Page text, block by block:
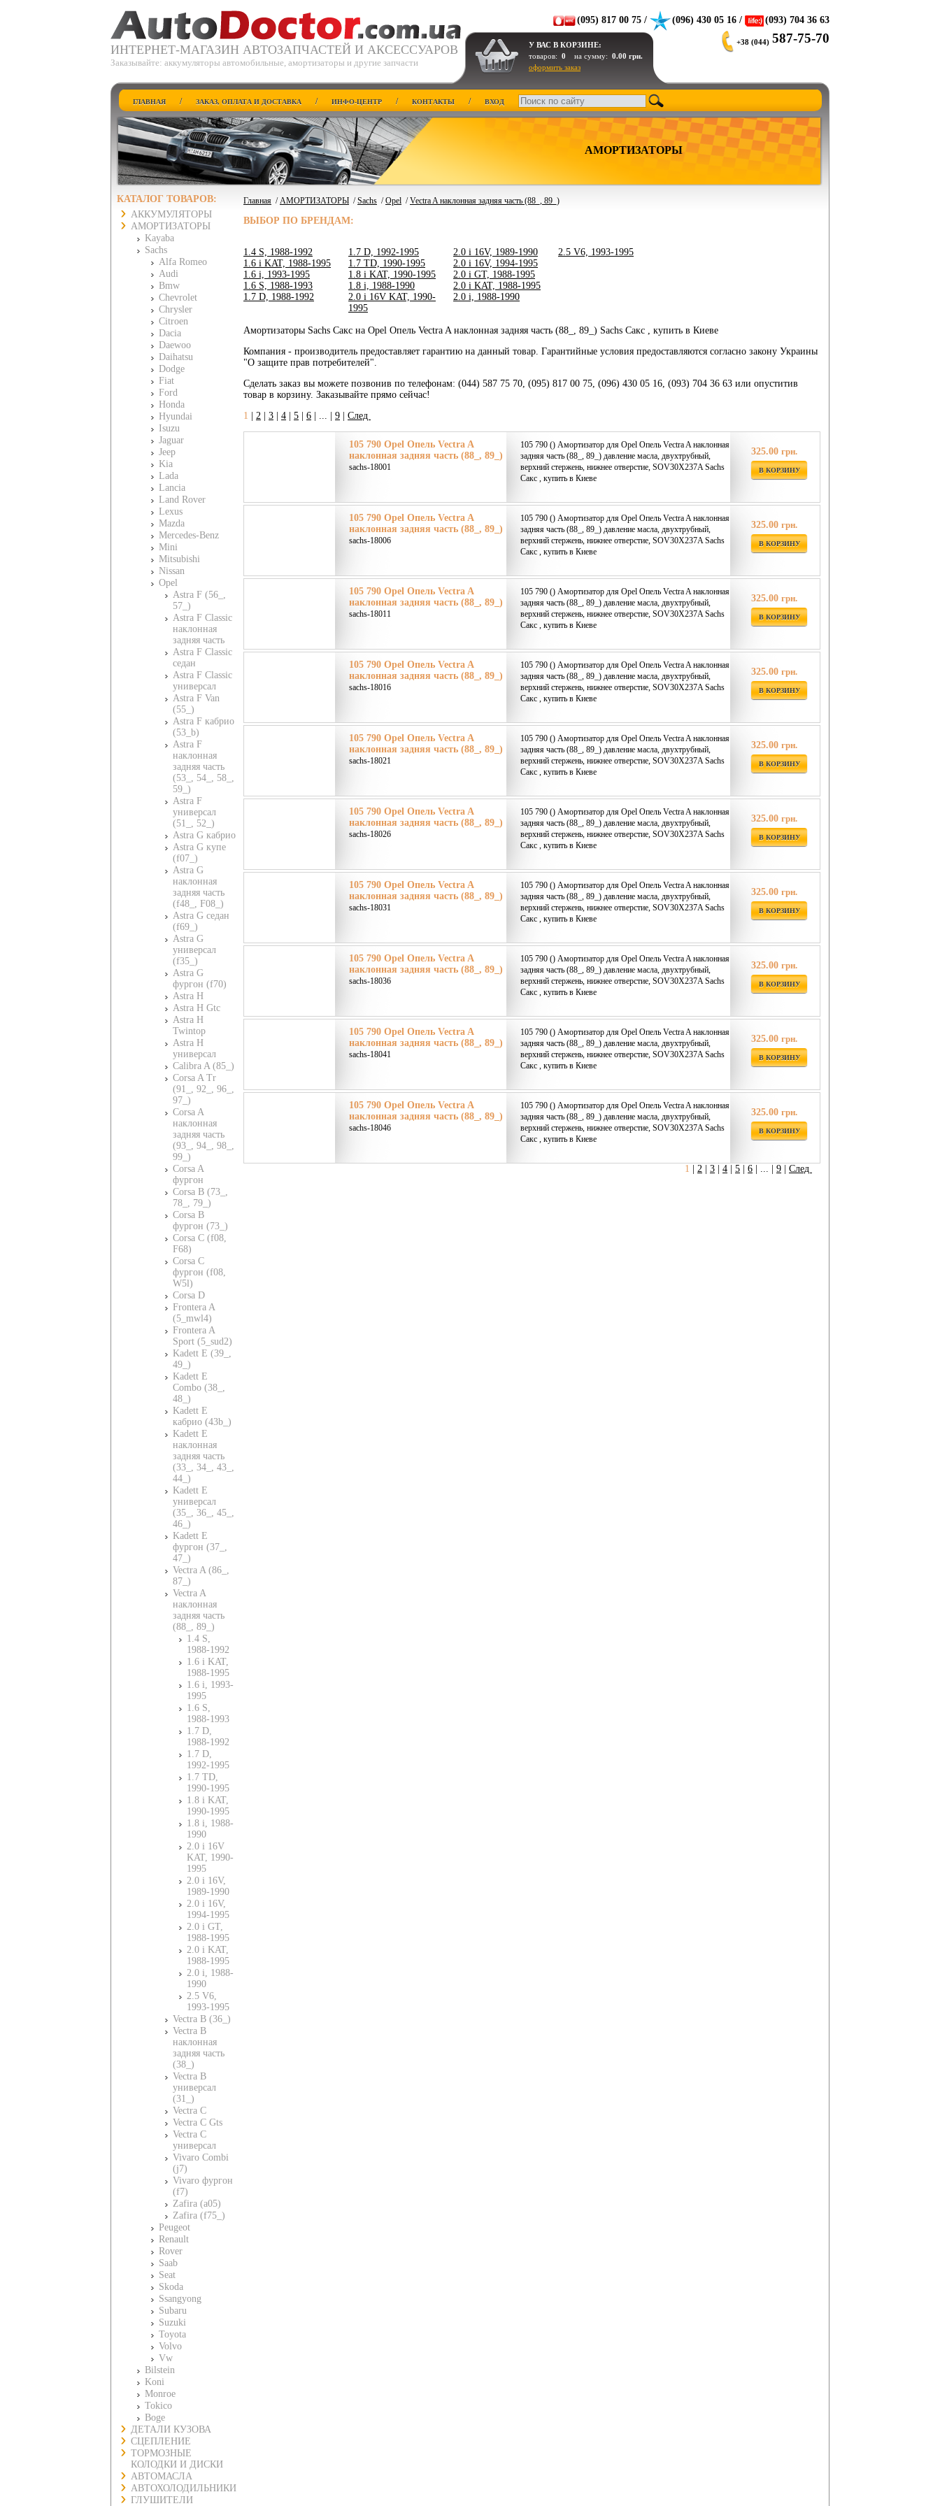
ИНТЕРНЕТ-МАГАЗИН АВТОЗАПЧАСТЕЙ И АКСЕССУАРОВ
Заказывайте: аккумуляторы автомобильные, амортизаторы и другие запчасти
(095) 817 00 75 / (096) 430 05 16 / (093) 704 36 63
У ВАС В КОРЗИНЕ:
товаров: 0 на сумму: 0.00 грн.
оформить заказ
+38 (044) 587-75-70
ГЛАВНАЯ / ЗАКАЗ, ОПЛАТА И ДОСТАВКА / ИНФО-ЦЕНТР / КОНТАКТЫ / ВХОД
АМОРТИЗАТОРЫ
КАТАЛОГ ТОВАРОВ:
АККУМУЛЯТОРЫ
АМОРТИЗАТОРЫ
Kayaba
Sachs
Alfa Romeo
Audi
Bmw
Chevrolet
Chrysler
Citroen
Dacia
Daewoo
Daihatsu
Dodge
Fiat
Ford
Honda
Hyundai
Isuzu
Jaguar
Jeep
Kia
Lada
Lancia
Land Rover
Lexus
Mazda
Mercedes-Benz
Mini
Mitsubishi
Nissan
Opel
Astra F (56_,
57_)
Astra F Classic
наклонная
задняя часть
Astra F Classic
седан
Astra F Classic
универсал
Astra F Van
(55_)
Astra F кабрио
(53_b)
Astra F
наклонная
задняя часть
(53_, 54_, 58_,
59_)
Astra F
универсал
(51_, 52_)
Astra G кабрио
Astra G купе
(f07_)
Astra G
наклонная
задняя часть
(f48_, F08_)
Astra G седан
(f69_)
Astra G
универсал
(f35_)
Astra G
фургон (f70)
Astra H
Astra H Gtc
Astra H
Twintop
Astra H
универсал
Calibra A (85_)
Corsa A Tr
(91_, 92_, 96_,
97_)
Corsa A
наклонная
задняя часть
(93_, 94_, 98_,
99_)
Corsa A
фургон
Corsa B (73_,
78_, 79_)
Corsa B
фургон (73_)
Corsa C (f08,
F68)
Corsa C
фургон (f08,
W5l)
Corsa D
Frontera A
(5_mwl4)
Frontera A
Sport (5_sud2)
Kadett E (39_,
49_)
Kadett E
Combo (38_,
48_)
Kadett E
кабрио (43b_)
Kadett E
наклонная
задняя часть
(33_, 34_, 43_,
44_)
Kadett E
универсал
(35_, 36_, 45_,
46_)
Kadett E
фургон (37_,
47_)
Vectra A (86_,
87_)
Vectra A
наклонная
задняя часть
(88_, 89_)
1.4 S,
1988-1992
1.6 i KAT,
1988-1995
1.6 i, 1993-
1995
1.6 S,
1988-1993
1.7 D,
1988-1992
1.7 D,
1992-1995
1.7 TD,
1990-1995
1.8 i KAT,
1990-1995
1.8 i, 1988-
1990
2.0 i 16V
KAT, 1990-
1995
2.0 i 16V,
1989-1990
2.0 i 16V,
1994-1995
2.0 i GT,
1988-1995
2.0 i KAT,
1988-1995
2.0 i, 1988-
1990
2.5 V6,
1993-1995
Vectra B (36_)
Vectra B
наклонная
задняя часть
(38_)
Vectra B
универсал
(31_)
Vectra C
Vectra C Gts
Vectra C
универсал
Vivaro Combi
(j7)
Vivaro фургон
(f7)
Zafira (a05)
Zafira (f75_)
Peugeot
Renault
Rover
Saab
Seat
Skoda
Ssangyong
Subaru
Suzuki
Toyota
Volvo
Vw
Bilstein
Koni
Monroe
Tokico
Boge
ДЕТАЛИ КУЗОВА
СЦЕПЛЕНИЕ
ТОРМОЗНЫЕ
КОЛОДКИ И ДИСКИ
АВТОМАСЛА
АВТОХОЛОДИЛЬНИКИ
ГЛУШИТЕЛИ
Главная /АМОРТИЗАТОРЫ /Sachs /Opel /Vectra A наклонная задняя часть (88_, 89_)
ВЫБОР ПО БРЕНДАМ:
1.4 S, 1988-1992
1.6 i KAT, 1988-1995
1.6 i, 1993-1995
1.6 S, 1988-1993
1.7 D, 1988-1992
1.7 D, 1992-1995
1.7 TD, 1990-1995
1.8 i KAT, 1990-1995
1.8 i, 1988-1990
2.0 i 16V KAT, 1990-
1995
2.0 i 16V, 1989-1990
2.0 i 16V, 1994-1995
2.0 i GT, 1988-1995
2.0 i KAT, 1988-1995
2.0 i, 1988-1990
2.5 V6, 1993-1995
Амортизаторы Sachs Сакс на Opel Опель Vectra A наклонная задняя часть (88_, 89_) Sachs Сакс , купить в Киеве
Компания - производитель предоставляет гарантию на данный товар. Гарантийные условия предоставляются согласно закону Украины
"О защите прав потребителей".
Сделать заказ вы можете позвонив по телефонам: (044) 587 75 70, (095) 817 00 75, (096) 430 05 16, (093) 704 36 63 или опуститив
товар в корзину. Заказывайте прямо сейчас!
1
2 3 4 5 6 ... | 9 След
105 790 Opel Опель Vectra A
наклонная задняя часть (88_, 89_)
sachs-18001
105 790 () Амортизатор для Opel Опель Vectra A наклонная
задняя часть (88_, 89_) давление масла, двухтрубный,
верхний стержень, нижнее отверстие, SOV30X237A Sachs
Сакс , купить в Киеве
325.00 грн.
В КОРЗИНУ
105 790 Opel Опель Vectra A
наклонная задняя часть (88_, 89_)
sachs-18006
105 790 () Амортизатор для Opel Опель Vectra A наклонная
задняя часть (88_, 89_) давление масла, двухтрубный,
верхний стержень, нижнее отверстие, SOV30X237A Sachs
Сакс , купить в Киеве
325.00 грн.
В КОРЗИНУ
105 790 Opel Опель Vectra A
наклонная задняя часть (88_, 89_)
sachs-18011
105 790 () Амортизатор для Opel Опель Vectra A наклонная
задняя часть (88_, 89_) давление масла, двухтрубный,
верхний стержень, нижнее отверстие, SOV30X237A Sachs
Сакс , купить в Киеве
325.00 грн.
В КОРЗИНУ
105 790 Opel Опель Vectra A
наклонная задняя часть (88_, 89_)
sachs-18016
105 790 () Амортизатор для Opel Опель Vectra A наклонная
задняя часть (88_, 89_) давление масла, двухтрубный,
верхний стержень, нижнее отверстие, SOV30X237A Sachs
Сакс , купить в Киеве
325.00 грн.
В КОРЗИНУ
105 790 Opel Опель Vectra A
наклонная задняя часть (88_, 89_)
sachs-18021
105 790 () Амортизатор для Opel Опель Vectra A наклонная
задняя часть (88_, 89_) давление масла, двухтрубный,
верхний стержень, нижнее отверстие, SOV30X237A Sachs
Сакс , купить в Киеве
325.00 грн.
В КОРЗИНУ
105 790 Opel Опель Vectra A
наклонная задняя часть (88_, 89_)
sachs-18026
105 790 () Амортизатор для Opel Опель Vectra A наклонная
задняя часть (88_, 89_) давление масла, двухтрубный,
верхний стержень, нижнее отверстие, SOV30X237A Sachs
Сакс , купить в Киеве
325.00 грн.
В КОРЗИНУ
105 790 Opel Опель Vectra A
наклонная задняя часть (88_, 89_)
sachs-18031
105 790 () Амортизатор для Opel Опель Vectra A наклонная
задняя часть (88_, 89_) давление масла, двухтрубный,
верхний стержень, нижнее отверстие, SOV30X237A Sachs
Сакс , купить в Киеве
325.00 грн.
В КОРЗИНУ
105 790 Opel Опель Vectra A
наклонная задняя часть (88_, 89_)
sachs-18036
105 790 () Амортизатор для Opel Опель Vectra A наклонная
задняя часть (88_, 89_) давление масла, двухтрубный,
верхний стержень, нижнее отверстие, SOV30X237A Sachs
Сакс , купить в Киеве
325.00 грн.
В КОРЗИНУ
105 790 Opel Опель Vectra A
наклонная задняя часть (88_, 89_)
sachs-18041
105 790 () Амортизатор для Opel Опель Vectra A наклонная
задняя часть (88_, 89_) давление масла, двухтрубный,
верхний стержень, нижнее отверстие, SOV30X237A Sachs
Сакс , купить в Киеве
325.00 грн.
В КОРЗИНУ
105 790 Opel Опель Vectra A
наклонная задняя часть (88_, 89_)
sachs-18046
105 790 () Амортизатор для Opel Опель Vectra A наклонная
задняя часть (88_, 89_) давление масла, двухтрубный,
верхний стержень, нижнее отверстие, SOV30X237A Sachs
Сакс , купить в Киеве
325.00 грн.
В КОРЗИНУ
1 2 3 4 5 6 ... | 9 След